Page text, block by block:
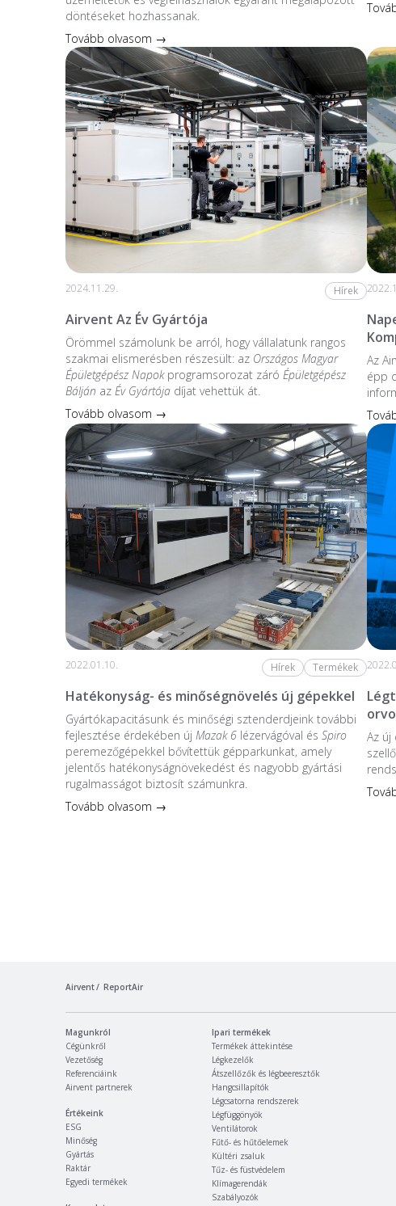
döntéseket hozhassanak.
Tovább olvasom →
2024.11.29. Hírek
Airvent Az Év Gyártója
Örömmel számolunk be arról, hogy vállalatunk rangos
szakmai elismerésben részesült: az Országos Magyar
Épületgépész Napokprogramsorozat záró Épületgépész
Bálján az Év Gyártójadíjat vehettük át.
Tovább olvasom →
Az
épp
2022.01.10. Hírek Termékek
Hatékonyság- és minőségnövelés új gépekkel
Gyártókapacitásunk és minőségi sztenderdjeink további
fejlesztése érdekében új Mazak 6lézervágóval és Spiro
peremezőgépekkel bővítettük gépparkunkat, amely
jelentős hatékonyságnövekedést és nagyobb gyártási
rugalmasságot biztosít számunkra.
Tovább olvasom →
Az új
Airvent ReportAir
Magunkról
Cégünkről
Vezetőség
Referenciáink
Airvent partnerek
Értékeink
ESG
Minőség
Gyártás
Raktár
Egyedi termékek
Ipari termékek
Termékek áttekintése
Légkezelők
Átszellőzők és légbeeresztők
Hangcsillapítók
Légcsatorna rendszerek
Légfüggönyök
Ventilátorok
Fűtő- és hűtőelemek
Kültéri zsaluk
Tűz- és füstvédelem
Klímagerendák
Szabályozók